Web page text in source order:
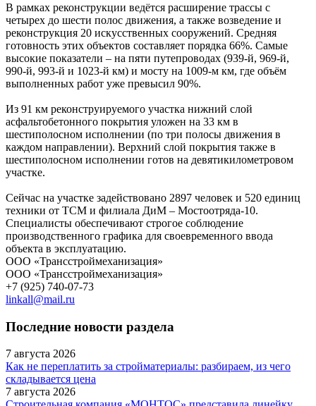
В рамках реконструкции ведётся расширение трассы с
четырех до шести полос движения, а также возведение и
реконструкция 20 искусственных сооружений. Средняя
готовность этих объектов составляет порядка 66%. Самые
высокие показатели – на пяти путепроводах (939-й, 969-й,
990-й, 993-й и 1023-й км) и мосту на 1009-м км, где объём
выполненных работ уже превысил 90%.
Из 91 км реконструируемого участка нижний слой
асфальтобетонного покрытия уложен на 33 км в
шестиполосном исполнении (по три полосы движения в
каждом направлении). Верхний слой покрытия также в
шестиполосном исполнении готов на девятикилометровом
участке.
Сейчас на участке задействовано 2897 человек и 520 единиц
техники от ТСМ и филиала ДиМ – Мостоотряда-10.
Специалисты обеспечивают строгое соблюдение
производственного графика для своевременного ввода
объекта в эксплуатацию.
ООО «Трансстроймеханизация»
ООО «Трансстроймеханизация»
+7 (925) 740-07-73
linkall@mail.ru
Последние новости раздела
7 августа 2026
Как не переплатить за стройматериалы: разбираем, из чего
складывается цена
7 августа 2026